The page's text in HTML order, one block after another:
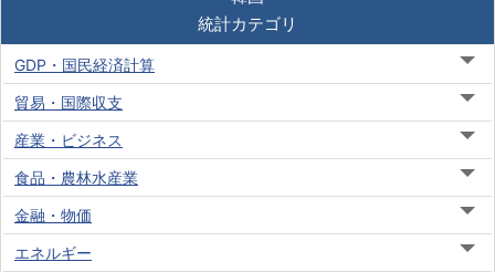
統計カテゴリ
GDP・国民経済計算
貿易・国際収支
産業・ビジネス
食品・農林水産業
金融・物価
エネルギー